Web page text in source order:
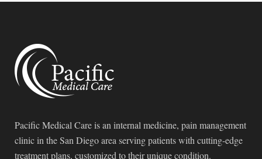
Pacific Medical Care is an internal medicine, pain management
clinic in the San Diego area serving patients with cutting-edge
treatment plans, customized to their unique condition.